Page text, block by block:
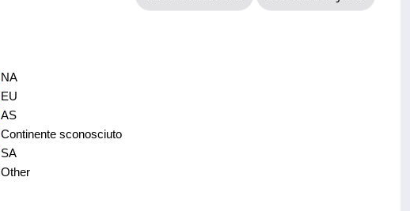
NA
EU
AS
Continente sconosciuto
SA
Other